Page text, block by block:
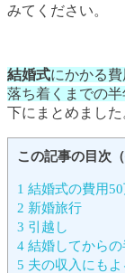
みてください。
結婚式にかかる
落ち着くまでの
下にまとめました
この記事の目次
1 結婚式の費用
2 新婚旅行
3 引越し
4 結婚してから
5 夫の収入にもよ